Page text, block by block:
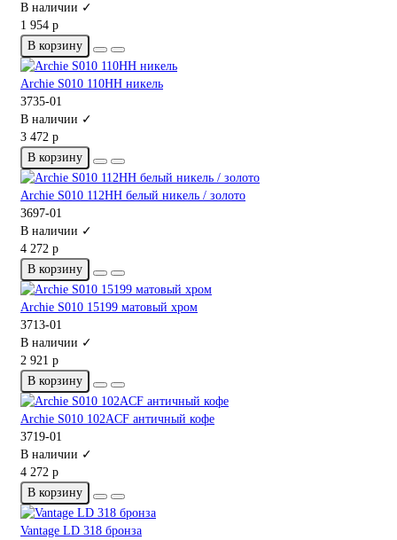
В наличии ✓
1 954 р
В корзину
Archie S010 110HH никель
3735-01
В наличии ✓
3 472 р
В корзину
Archie S010 112HH белый никель / золото
3697-01
В наличии ✓
4 272 р
В корзину
Archie S010 15199 матовый хром
3713-01
В наличии ✓
2 921 р
В корзину
Archie S010 102ACF античный кофе
3719-01
В наличии ✓
4 272 р
В корзину
Vantage LD 318 бронза